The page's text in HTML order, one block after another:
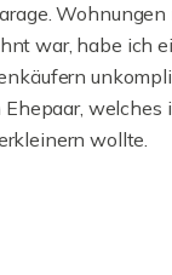
war, habe ich
wollte.